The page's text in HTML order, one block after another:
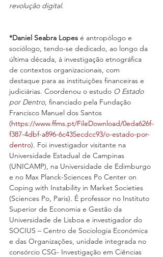
revolução digital.
*Daniel Seabra Lopes é antropólogo e
sociólogo, tendo-se dedicado, ao longo da
última década, à investigação etnográfica
de contextos organizacionais, com
destaque para as instituições financeiras e
judiciárias. Coordenou o estudo O Estado
por Dentro, financiado pela Fundação
Francisco Manuel dos Santos
(https://www.ffms.pt/FileDownload/0eda626f-
f387-4dbf-a896-6c435ecdcc93/o-estado-por-
dentro). Foi investigador visitante na
Universidade Estadual de Campinas
(UNICAMP), na Universidade de Edimburgo
e no Max Planck-Sciences Po Center on
Coping with Instability in Market Societies
(Sciences Po, Paris). É professor no Instituto
Superior de Economia e Gestão da
Universidade de Lisboa e investigador do
SOCIUS – Centro de Sociologia Económica
e das Organizações, unidade integrada no
consórcio CSG- Investigação em Ciências